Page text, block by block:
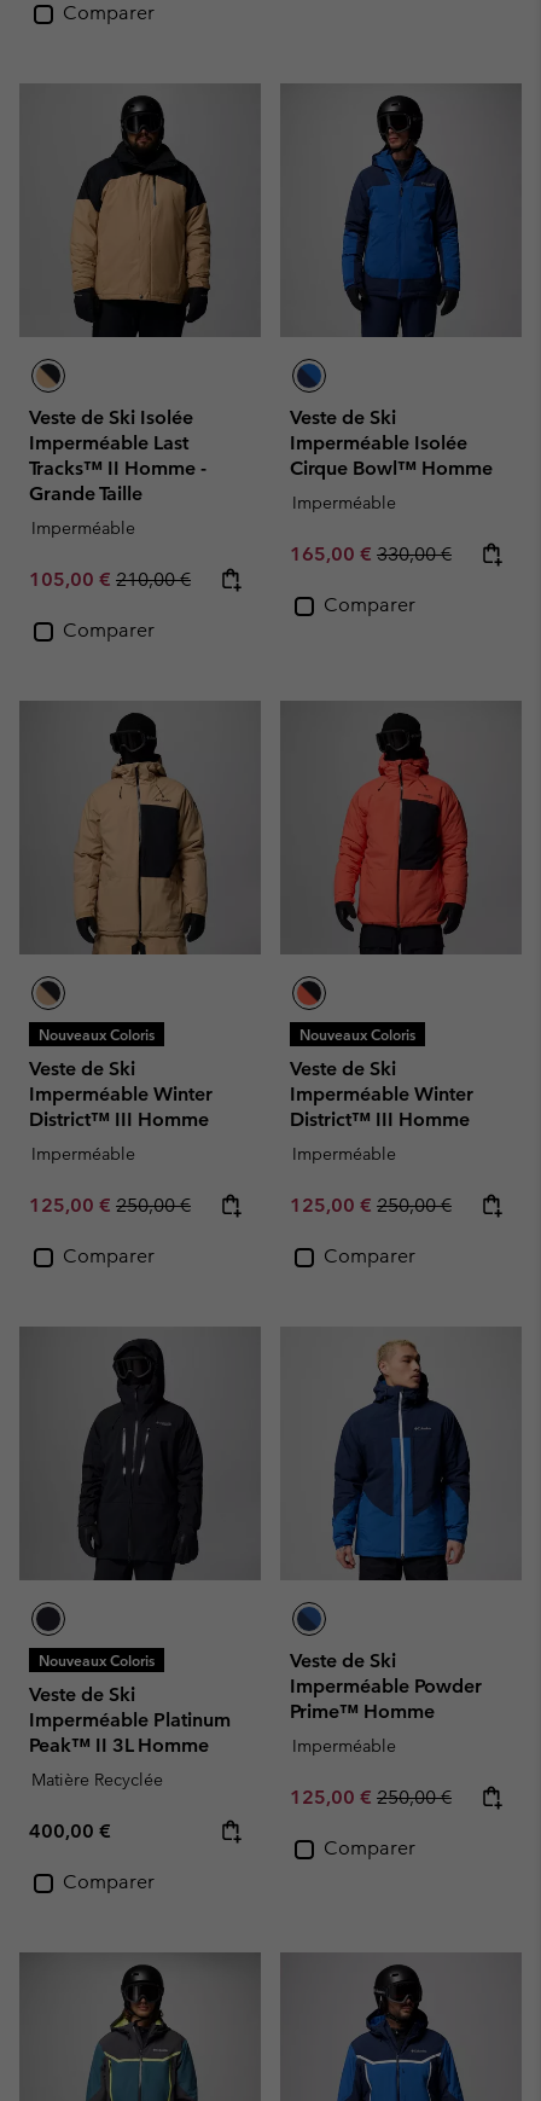
Comparer
Veste de Ski Isolée
Imperméable Last
Tracks™ II Homme -
Grande Taille
Imperméable
Sale price:
105,00 € Regular price:
210,00 €
Comparer
Veste de Ski
Imperméable Isolée
Cirque Bowl™ Homme
Imperméable
Sale price:
165,00 € Regular price:
330,00 €
Comparer
Nouveaux Coloris
Veste de Ski
Imperméable Winter
District™ III Homme
Imperméable
Sale price:
125,00 € Regular price:
250,00 €
Comparer
Nouveaux Coloris
Veste de Ski
Imperméable Winter
District™ III Homme
Imperméable
Sale price:
125,00 € Regular price:
250,00 €
Comparer
Nouveaux Coloris
Veste de Ski
Imperméable Platinum
Peak™ II 3L Homme
Matière Recyclée
Regular price:
400,00 €
Comparer
Veste de Ski
Imperméable Powder
Prime™ Homme
Imperméable
Sale price:
125,00 € Regular price:
250,00 €
Comparer